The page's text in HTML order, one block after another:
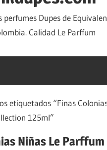
perfumes Dupes de
Calidad Le Parffum
etiquetados “Finas
125ml”
Niñas Le